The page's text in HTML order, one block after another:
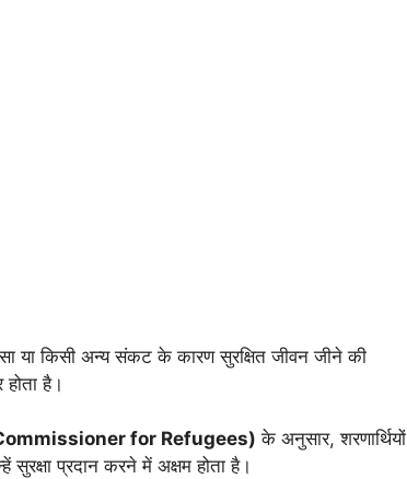
या किसी अन्य संकट के कारण सुरक्षित जीवन जीने की
है।
for Refugees) के अनुसार, शरणार्थियों
प्रदान करने में अक्षम होता है।